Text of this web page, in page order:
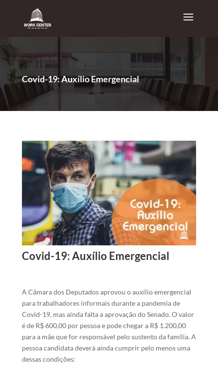
Covid-19: Auxílio Emergencial
Covid-19: Auxílio Emergencial
A Câmara dos Deputados aprovou o auxílio emergencial
para trabalhadores informais durante a pandemia de
Covid-19, mas ainda falta a aprovação do Senado. O valor
é de R$ 600,00 por pessoa e pode chegar a R$ 1.200,00
para a mãe que for responsável pelo sustento da família. A
pessoa candidata deverá ainda cumprir pelo menos uma
dessas condições: